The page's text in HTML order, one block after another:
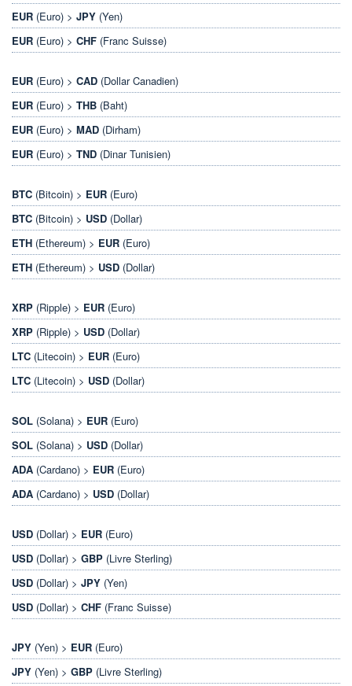
EUR (Euro) > JPY (Yen)
EUR (Euro) > CHF (Franc Suisse)
EUR (Euro) > CAD (Dollar Canadien)
EUR (Euro) > THB (Baht)
EUR (Euro) > MAD (Dirham)
EUR (Euro) > TND (Dinar Tunisien)
BTC (Bitcoin) > EUR (Euro)
BTC (Bitcoin) > USD (Dollar)
ETH (Ethereum) > EUR (Euro)
ETH (Ethereum) > USD (Dollar)
XRP (Ripple) > EUR (Euro)
XRP (Ripple) > USD (Dollar)
LTC (Litecoin) > EUR (Euro)
LTC (Litecoin) > USD (Dollar)
SOL (Solana) > EUR (Euro)
SOL (Solana) > USD (Dollar)
ADA (Cardano) > EUR (Euro)
ADA (Cardano) > USD (Dollar)
USD (Dollar) > EUR (Euro)
USD (Dollar) > GBP (Livre Sterling)
USD (Dollar) > JPY (Yen)
USD (Dollar) > CHF (Franc Suisse)
JPY (Yen) > EUR (Euro)
JPY (Yen) > GBP (Livre Sterling)